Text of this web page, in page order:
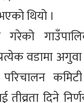
थियो ।
वडामा अगुवा
परिचालन
तीव्रता दिने